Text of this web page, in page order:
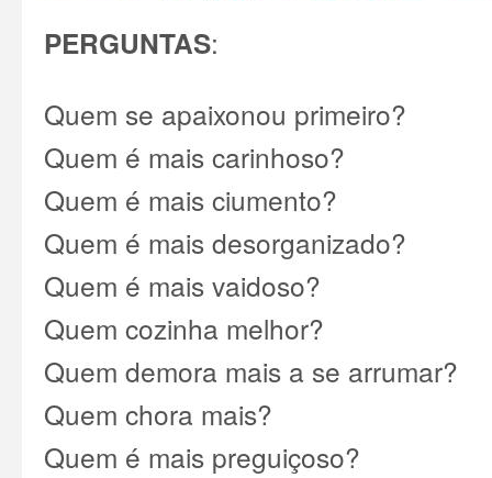
PERGUNTAS:
Quem se apaixonou primeiro?
Quem é mais carinhoso?
Quem é mais ciumento?
Quem é mais desorganizado?
Quem é mais vaidoso?
Quem cozinha melhor?
Quem demora mais a se arrumar?
Quem chora mais?
Quem é mais preguiçoso?